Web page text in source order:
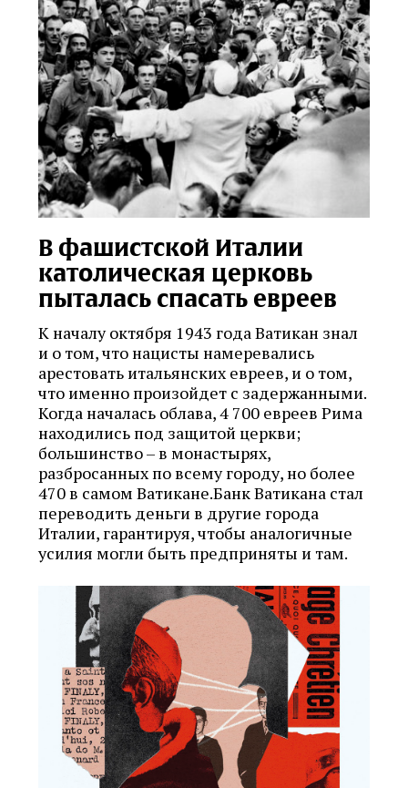
В фашистской Италии
католическая церковь
пыталась спасать евреев
К началу октября 1943 года Ватикан знал
и о том, что нацисты намеревались
арестовать итальянских евреев, и о том,
что именно произойдет с задержанными.
Когда началась облава, 4 700 евреев Рима
находились под защитой церкви;
большинство – в монастырях,
разбросанных по всему городу, но более
470 в самом Ватикане.Банк Ватикана стал
переводить деньги в другие города
Италии, гарантируя, чтобы аналогичные
усилия могли быть предприняты и там.